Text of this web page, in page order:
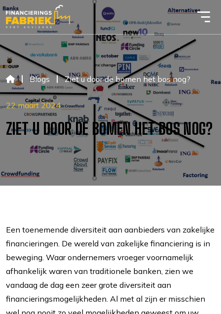
Blogs Ziet u door de bomen het bos nog?
22 maart 2024
ZIET U DOOR DE BOMEN HET BOS NOG?
Een toenemende diversiteit aan aanbieders van zakelijke
financieringen. De wereld van zakelijke financiering is in
beweging. Waar ondernemers vroeger voornamelijk
afhankelijk waren van traditionele banken, zien we
vandaag de dag een zeer grote diversiteit aan
financieringsmogelijkheden. Al met al zijn er misschien